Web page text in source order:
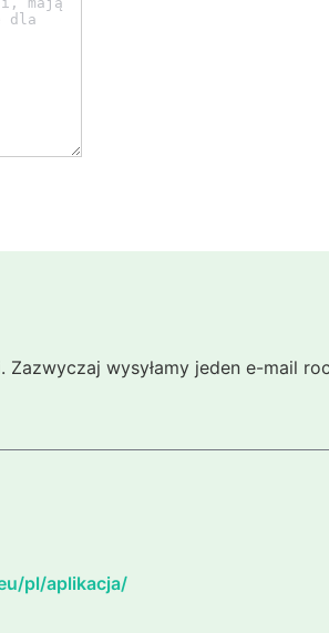
wysyłamy jeden e-mail
pl/aplikacja/